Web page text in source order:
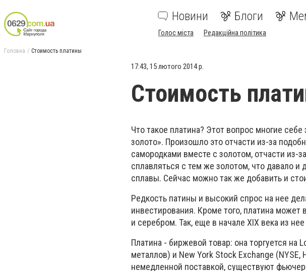
Новини Блоги
Голос міста Редакційна політика
Головна Стоимость платины
17:43, 15 лютого 2014 р.
Стоимость
Что такое платина? Этот вопрос многие
золото». Произошло это отчасти из-за
самородками вместе с золотом, отчасти из-
сплавляться с тем же золотом, что давало
сплавы. Сейчас можно так же добавить и
Редкость патины и высокий спрос на нее
инвестирования. Кроме того, платина
и серебром. Так, еще в начале XIX века из
Платина - биржевой товар: она торгуется на
металлов) и New York Stock Exchange
немедленной поставкой, существуют